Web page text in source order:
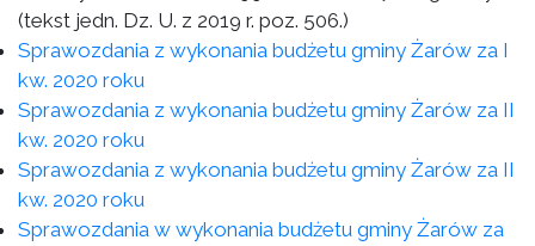
(tekst jedn. Dz. U. z 2019 r. poz. 506.)
Sprawozdania z wykonania budżetu gminy Żarów za I
kw. 2020 roku
Sprawozdania z wykonania budżetu gminy Żarów za II
kw. 2020 roku
Sprawozdania z wykonania budżetu gminy Żarów za II
kw. 2020 roku
Sprawozdania w wykonania budżetu gminy Żarów za